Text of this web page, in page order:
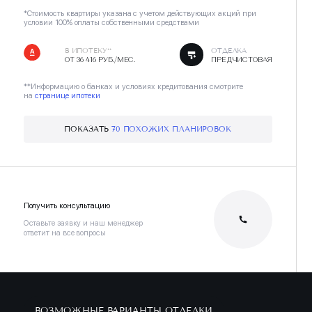
*Стоимость квартиры указана с учетом действующих акций при
условии 100% оплаты собственными средствами
В ИПОТЕКУ**
ОТ 36 416 РУБ./МЕС.
ОТДЕЛКА
ПРЕДЧИСТОВАЯ
**Информацию о банках и условиях кредитования смотрите
на странице ипотеки
ПОКАЗАТЬ 70 ПОХОЖИХ ПЛАНИРОВОК
Получить консультацию
Оставьте заявку и наш менеджер
ответит на все вопросы